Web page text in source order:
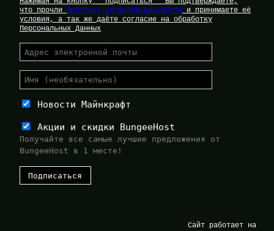
что прочли Политику Конфиденциальности и принимаете её
условия, а так же даёте согласие на обработку
Персональных Данных
Новости Майнкрафт
Акции и скидки BungeeHost
Получайте все самые лучшие предложения от
BungeeHost в 1 месте!
Сайт работает на